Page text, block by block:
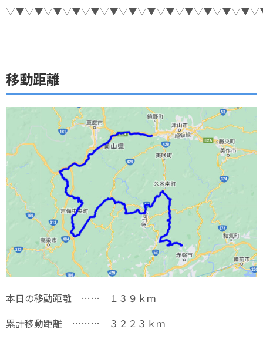
移動距離
本日の移動距離 …… １３９ｋｍ
累計移動距離 ……… ３２２３ｋｍ